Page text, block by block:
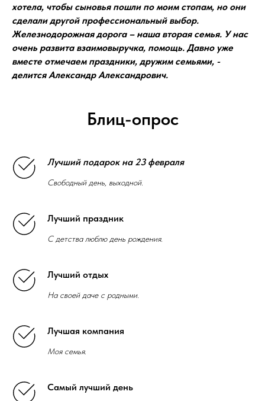
хотела, чтобы сыновья пошли по моим стопам, но они
сделали другой профессиональный выбор.
Железнодорожная дорога – наша вторая семья. У нас
очень развита взаимовыручка, помощь. Давно уже
вместе отмечаем праздники, дружим семьями, -
делится Александр Александрович.
Блиц-опрос
Лучший подарок на 23 февраля
Свободный день, выходной.
Лучший праздник
С детства люблю день рождения.
Лучший отдых
На своей даче с родными.
Лучшая компания
Моя семья.
Самый лучший день